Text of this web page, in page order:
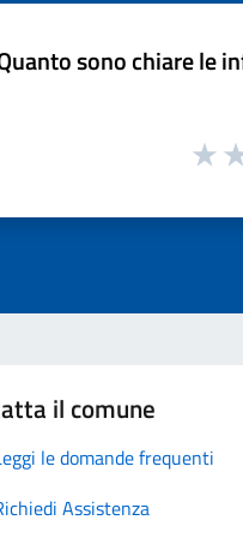
sono chiare le
il comune
le domande frequenti
Assistenza